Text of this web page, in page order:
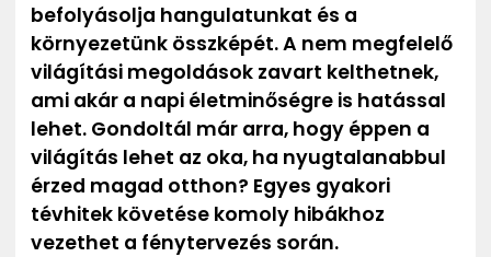
befolyásolja hangulatunkat és a
környezetünk összképét. A nem megfelelő
világítási megoldások zavart kelthetnek,
ami akár a napi életminőségre is hatással
lehet. Gondoltál már arra, hogy éppen a
világítás lehet az oka, ha nyugtalanabbul
érzed magad otthon? Egyes gyakori
tévhitek követése komoly hibákhoz
vezethet a fénytervezés során.